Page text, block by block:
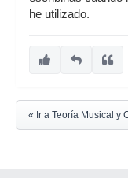
he utilizado.
« Ir a Teoría Musical y